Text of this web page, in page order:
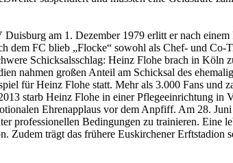
am 1. Dezember 1979 erlitt er nach
FC blieb „Flocke“ sowohl als Chef- und Co-
Schicksalsschlag: Heinz Flohe brach in
nahmen großen Anteil am Schicksal des
für Heinz Flohe statt. Mehr als 3.000 Fans und
starb Heinz Flohe in einer Pflegeeinrichtung in
Ehrenapplaus vor dem Anpfiff. Am 28.
Bedingungen zu trainieren. Eine
trägt das frühere Euskirchener Erftstadion